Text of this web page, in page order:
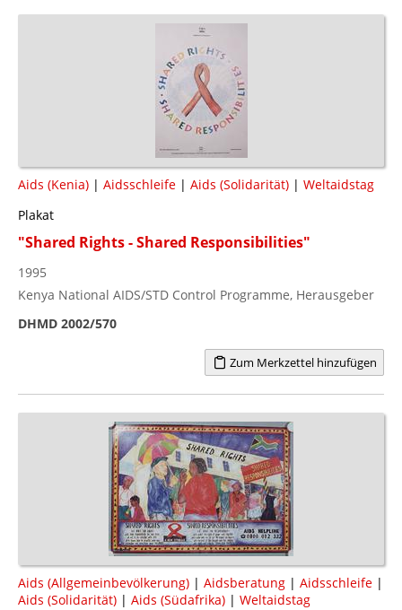
Aids (Kenia) | Aidsschleife | Aids (Solidarität) | Weltaidstag
Plakat
"Shared Rights - Shared Responsibilities"
1995
Kenya National AIDS/STD Control Programme, Herausgeber
DHMD 2002/570
Zum Merkzettel hinzufügen
Aids (Allgemeinbevölkerung) | Aidsberatung | Aidsschleife |
Aids (Solidarität) | Aids (Südafrika) | Weltaidstag